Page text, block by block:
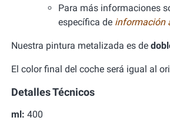
Para más informaciones
específica de información
Nuestra pintura metalizada es de
El color final del coche será igual al
Detalles Técnicos
ml: 400